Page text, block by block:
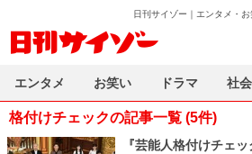
日刊サイゾー｜エンタメ・
格付けチェックの記事一覧 (5件)
『芸能人格付けチェ
エンタメ お笑い ドラマ 社会